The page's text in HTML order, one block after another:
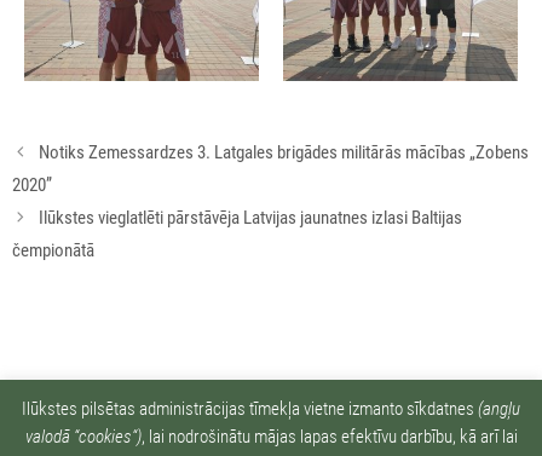
Rakstu
navigācija
Notiks Zemessardzes 3. Latgales brigādes militārās mācības „Zobens
2020”
Ilūkstes vieglatlēti pārstāvēja Latvijas jaunatnes izlasi Baltijas
čempionātā
Ilūkstes pilsētas administrācijas tīmekļa vietne izmanto sīkdatnes (angļu
valodā “cookies“), lai nodrošinātu mājas lapas efektīvu darbību, kā arī lai